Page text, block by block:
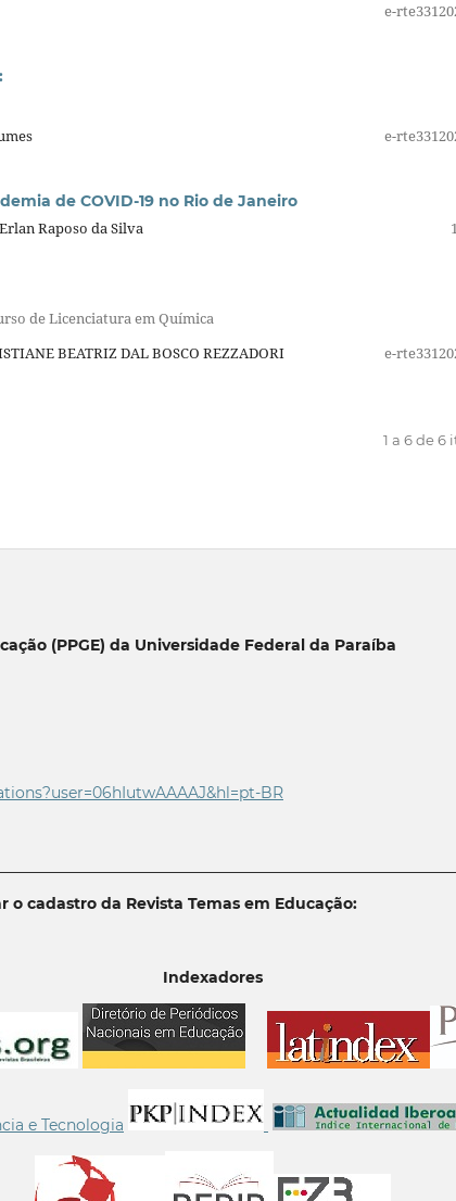
e-
e-
de COVID-19 no Rio de Janeiro
Raposo da Silva
de Licenciatura em Química
BEATRIZ DAL BOSCO REZZADORI
e-
1 a 6 de 6
(PPGE) da Universidade Federal da Paraíba
hIutwAAAAJ&hl=pt-BR
cadastro da Revista Temas em Educação:
Indexadores